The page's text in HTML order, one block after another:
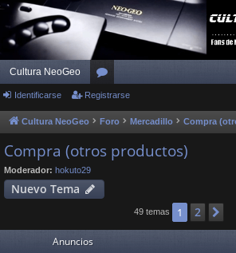
Cultura NeoGeo
or
os
Identificarse Registrarse
Cultura NeoGeo Foro Mercadillo Compra
Compra (otros productos)
Moderador: hokuto29
Nuevo Tema
49 temas 1 2
Anuncios